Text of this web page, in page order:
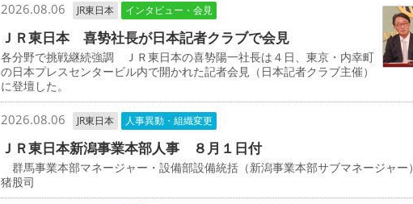
2026.08.06 JR東日本 インタビュー・会見
ＪＲ東日本 喜㔟社長が日本記者クラブで会見
各分野で挑戦継続強調 ＪＲ東日本の喜㔟陽一社長は４日、東京・内幸町
の日本プレスセンタービル内で開かれた記者会見（日本記者クラブ主催）
に登壇した。
2026.08.06 JR東日本 人事異動・組織変更
ＪＲ東日本新潟事業本部人事 ８月１日付
群馬事業本部マネージャー・設備部設備統括（新潟事業本部サブマネージャー）
猪股司